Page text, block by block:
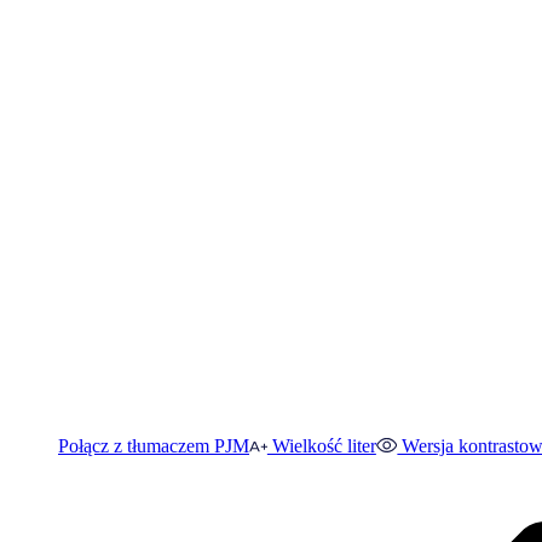
Połącz z tłumaczem PJM Wielkość liter Wersja